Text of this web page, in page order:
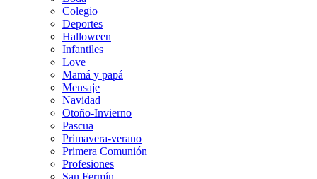
Colegio
Deportes
Halloween
Infantiles
Love
Mamá y papá
Mensaje
Navidad
Otoño-Invierno
Pascua
Primavera-verano
Primera Comunión
Profesiones
San Fermín